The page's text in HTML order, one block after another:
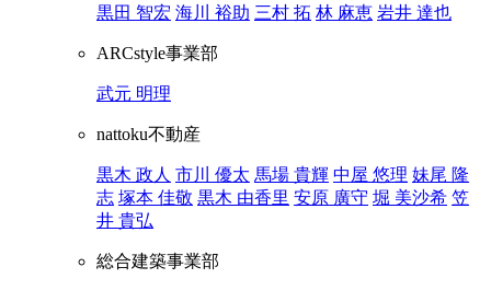
黒田 智宏 海川 裕助 三村 拓 林 麻恵 岩井 達也
ARCstyle事業部
武元 明理
nattoku不動産
黒木 政人 市川 優太 馬場 貴輝 中屋 悠理 妹尾 隆
志 塚本 佳敬 黒木 由香里 安原 廣守 堀 美沙希 笠
井 貴弘
総合建築事業部